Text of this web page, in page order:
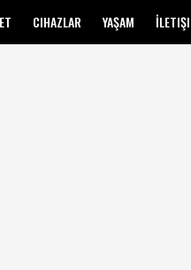
CIHAZLAR YAŞAM